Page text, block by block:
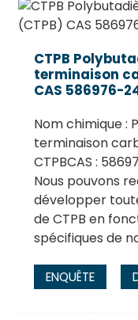
CTPB
terminaison
CAS 586976-
Nom chimique :
terminaison
CTPBCAS :
Nous pouvons
développer
de CTPB en
spécifiques de
ENQUÊTE